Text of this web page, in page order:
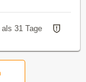
31 Tage